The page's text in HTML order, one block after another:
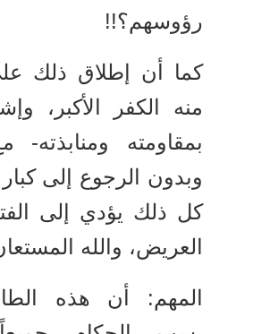
رؤوسهم؟!!
كما أن إطلاق ذلك
منه الكفر الأكبر،
بمقاومته
وبدون الرجوع إلى
كل ذلك يؤدي إلى
العريض، والله
المهم: أن هذه